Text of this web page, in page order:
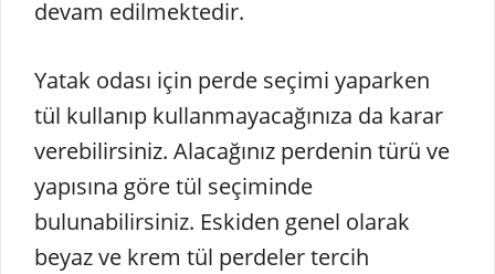
devam edilmektedir.
Yatak odası için perde seçimi yaparken
tül kullanıp kullanmayacağınıza da karar
verebilirsiniz. Alacağınız perdenin türü ve
yapısına göre tül seçiminde
bulunabilirsiniz. Eskiden genel olarak
beyaz ve krem tül perdeler tercih